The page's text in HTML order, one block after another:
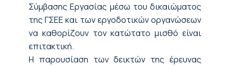
Σύμβασης Εργασίας μέσω του δικαιώματος
της ΓΣΕΕ και των εργοδοτικών οργανώσεων
να καθορίζουν τον κατώτατο μισθό είναι
επιτακτική.
Η παρουσίαση των δεικτών της έρευνας